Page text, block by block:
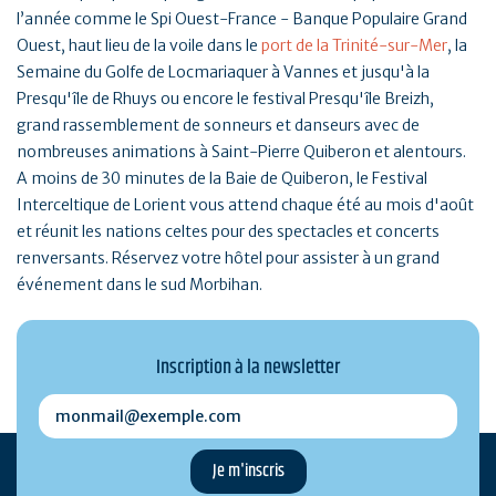
l’année comme le Spi Ouest-France - Banque Populaire Grand
Ouest, haut lieu de la voile dans le port de la Trinité-sur-Mer, la
Semaine du Golfe de Locmariaquer à Vannes et jusqu'à la
Presqu'île de Rhuys ou encore le festival Presqu'île Breizh,
grand rassemblement de sonneurs et danseurs avec de
nombreuses animations à Saint-Pierre Quiberon et alentours.
A moins de 30 minutes de la Baie de Quiberon, le Festival
Interceltique de Lorient vous attend chaque été au mois d'août
et réunit les nations celtes pour des spectacles et concerts
renversants. Réservez votre hôtel pour assister à un grand
événement dans le sud Morbihan.
Inscription à la newsletter
monmail@exemple.com